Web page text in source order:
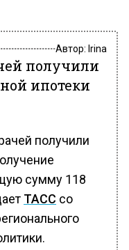
Автор: Irina
получили
ипотеки
получили
сумму 118
ТАСС со